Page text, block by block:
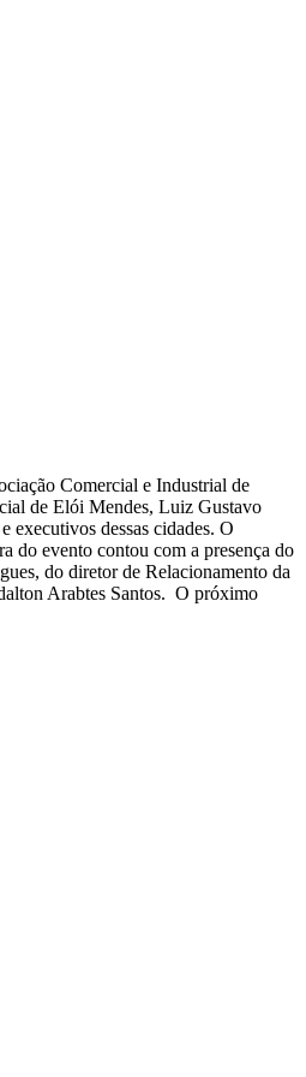
Comercial e Industrial de
de Elói Mendes, Luiz Gustavo
executivos dessas cidades. O
do evento contou com a presença do
do diretor de Relacionamento da
Arabtes Santos. O próximo